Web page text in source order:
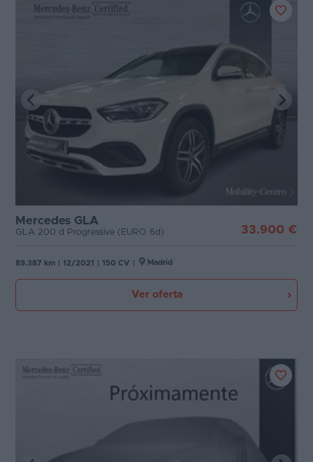
Mercedes GLA
GLA 200 d Progressive (EURO 6d) 33.900 €
89.387 km 12/2021 150 CV Madrid
Ver oferta